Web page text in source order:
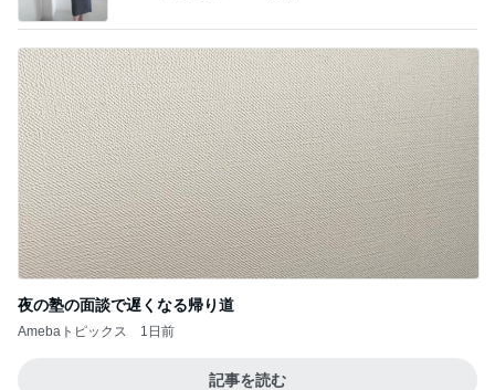
夜の塾の面談で遅くなる帰り道
Amebaトピックス 1日前
記事を読む
実家で車検証がなくて再発行
Amebaトピックス 1日前
Amebaトピックス 1日前